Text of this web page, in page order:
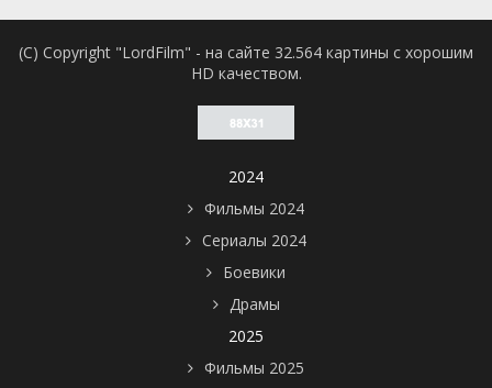
(C) Copyright "LordFilm" - на сайте 32.564 картины с хорошим
HD качеством.
2024
Фильмы 2024
Сериалы 2024
Боевики
Драмы
2025
Фильмы 2025